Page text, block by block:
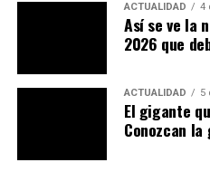
BMW alista una granACTUALIDAD 4
Así se ve la
2026 que
ACTUALIDAD 5
El gigante
Conozcan la